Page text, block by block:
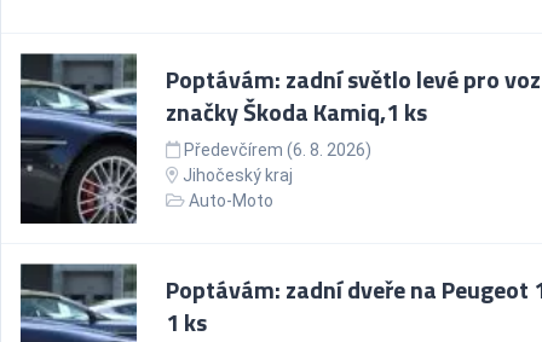
Poptávám: zadní světlo levé pro
značky Škoda Kamiq,1 ks
Předevčírem (6. 8. 2026)
Jihočeský kraj
Auto-Moto
Poptávám: zadní dveře na Peugeot
1 ks